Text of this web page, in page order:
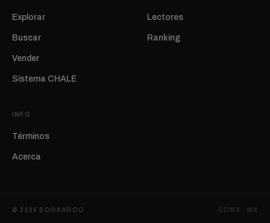
Explorar
Buscar
Vender
Sistema CHALE
Lectores
Ranking
INFO
Términos
Acerca
© 2026 BOOKAROO CDMX · MX